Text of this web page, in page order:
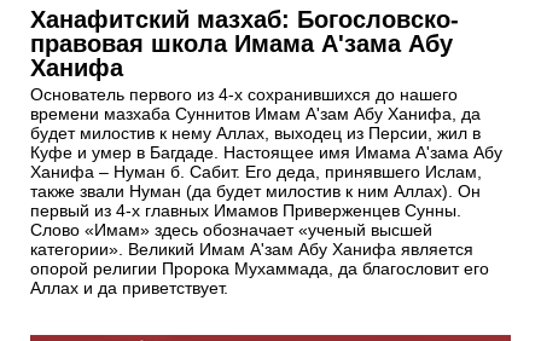
Ханафитский мазхаб: Богословско-
правовая школа Имама А'зама Абу
Ханифа
Основатель первого из 4-х сохранившихся до нашего
времени мазхаба Суннитов Имам А'зам Абу Ханифа, да
будет милостив к нему Аллах, выходец из Персии, жил в
Куфе и умер в Багдаде. Настоящее имя Имама А'зама Абу
Ханифа – Нуман б. Сабит. Его деда, принявшего Ислам,
также звали Нуман (да будет милостив к ним Аллах). Он
первый из 4-х главных Имамов Приверженцев Сунны.
Слово «Имам» здесь обозначает «ученый высшей
категории». Великий Имам А'зам Абу Ханифа является
опорой религии Пророка Мухаммада, да благословит его
Аллах и да приветствует.